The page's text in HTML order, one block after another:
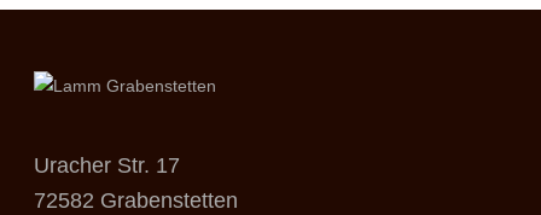
Uracher Str. 17
72582 Grabenstetten